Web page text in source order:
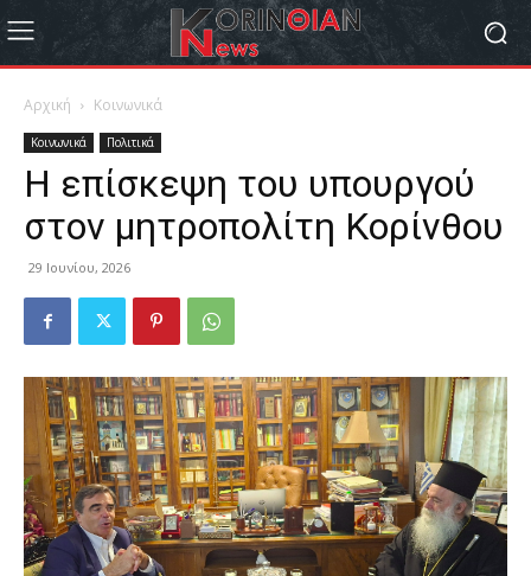
Αρχική Κοινωνικά
Κοινωνικά Πολιτικά
Η επίσκεψη του υπουργού
στον μητροπολίτη Κορίνθου
29 Ιουνίου, 2026